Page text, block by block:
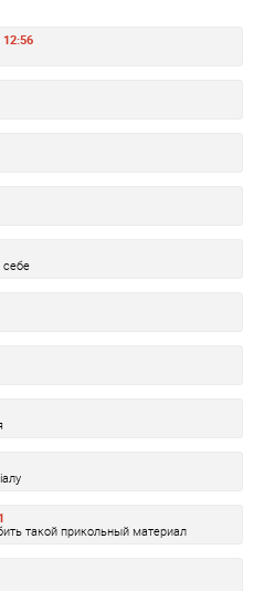
12:56
себе
такой прикольный материал